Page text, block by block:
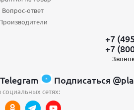
Вопрос-ответ
+7
+7
Подписаться
сетях: